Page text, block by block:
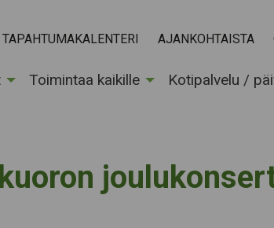
TAPAHTUMAKALENTERI AJANKOHTAISTA
Toimintaa kaikille Kotipalvelu /